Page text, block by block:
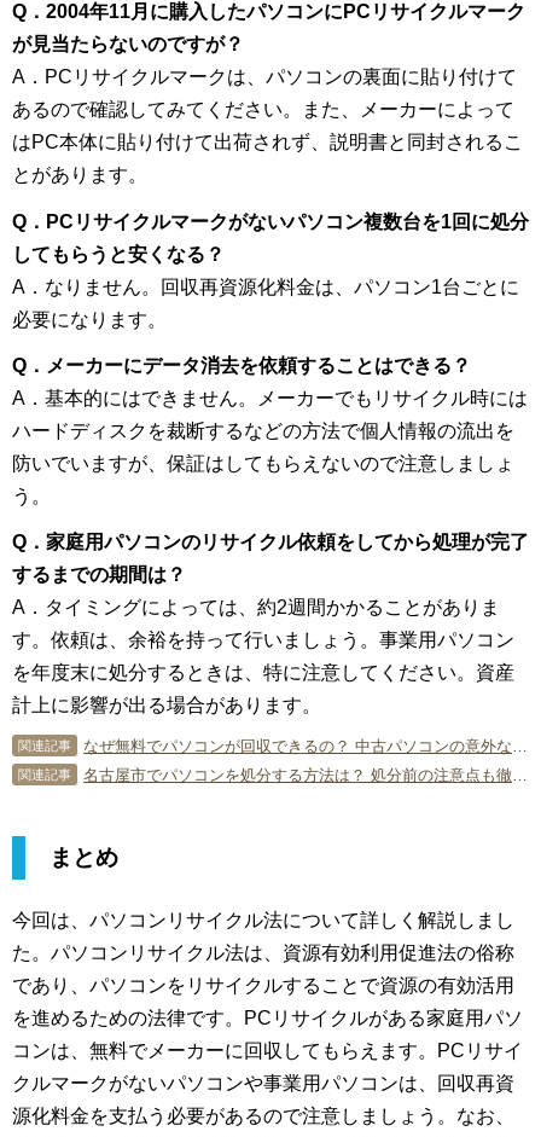
Q．2004年11月に購入したパソコンにPCリサイクルマーク
が見当たらないのですが？
A．PCリサイクルマークは、パソコンの裏面に貼り付けて
あるので確認してみてください。また、メーカーによって
はPC本体に貼り付けて出荷されず、説明書と同封されるこ
とがあります。
Q．PCリサイクルマークがないパソコン複数台を1回に処分
してもらうと安くなる？
A．なりません。回収再資源化料金は、パソコン1台ごとに
必要になります。
Q．メーカーにデータ消去を依頼することはできる？
A．基本的にはできません。メーカーでもリサイクル時には
ハードディスクを裁断するなどの方法で個人情報の流出を
防いでいますが、保証はしてもらえないので注意しましょ
う。
Q．家庭用パソコンのリサイクル依頼をしてから処理が完了
するまでの期間は？
A．タイミングによっては、約2週間かかることがありま
す。依頼は、余裕を持って行いましょう。事業用パソコン
を年度末に処分するときは、特に注意してください。資産
計上に影響が出る場合があります。
関連記事 なぜ無料でパソコンが回収できるの？ 中古パソコンの意外な使い道
関連記事 名古屋市でパソコンを処分する方法は？ 処分前の注意点も徹底解説
まとめ
今回は、パソコンリサイクル法について詳しく解説しまし
た。パソコンリサイクル法は、資源有効利用促進法の俗称
であり、パソコンをリサイクルすることで資源の有効活用
を進めるための法律です。PCリサイクルがある家庭用パソ
コンは、無料でメーカーに回収してもらえます。PCリサイ
クルマークがないパソコンや事業用パソコンは、回収再資
源化料金を支払う必要があるので注意しましょう。なお、